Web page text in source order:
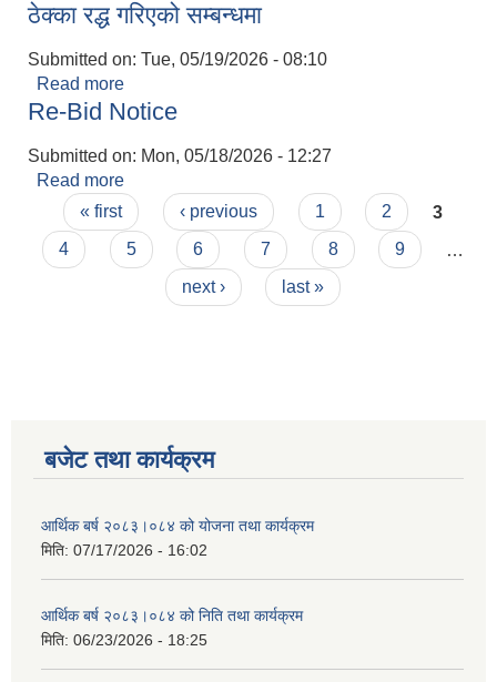
ठेक्का रद्ध गरिएको सम्बन्धमा
Submitted on: Tue, 05/19/2026 - 08:10
Read more
Re-Bid Notice
Submitted on: Mon, 05/18/2026 - 12:27
Read more
Pages
« first ‹ previous 1 2
3
4
5 6 7 8 9
next ›
last »
बजेट तथा कार्यक्रम
आर्थिक बर्ष २०८३।०८४ को योजना तथा कार्यक्रम
मिति: 07/17/2026 - 16:02
आर्थिक बर्ष २०८३।०८४ को निति तथा कार्यक्रम
मिति: 06/23/2026 - 18:25